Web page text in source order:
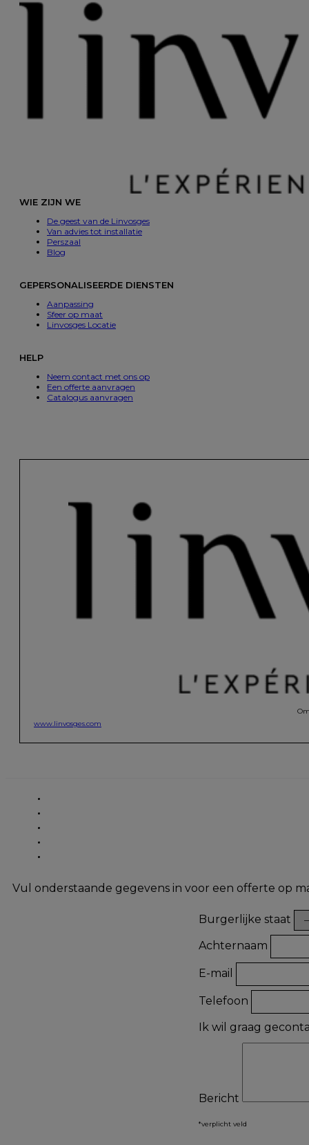
WIE ZIJN WE
De geest van de Linvosges
Van advies tot installatie
Perszaal
Blog
GEPERSONALISEERDE DIENSTEN
Aanpassing
Sfeer op maat
Linvosges Locatie
HELP
Neem contact met ons op
Een offerte aanvragen
Catalogus aanvragen
www.linvosges.com
Vul onderstaande gegevens in voor een offerte op
Burgerlijke staat
Achternaam
E-mail
Telefoon
Ik wil graag
Bericht
*verplicht veld